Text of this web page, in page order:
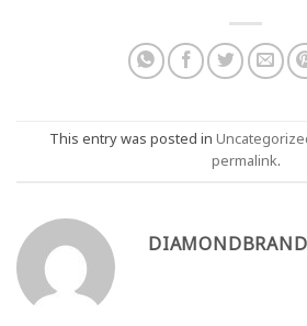
This entry was posted in
permalink.
DIAMONDBRAND